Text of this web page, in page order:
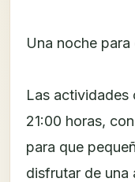
Una noche
Las actividades
21:00 horas,
para que
disfrutar de una